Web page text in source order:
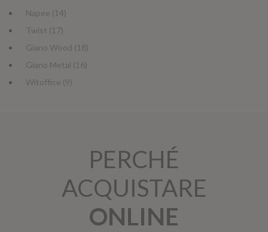
Napee (14)
Twist (17)
Giano Wood (18)
Giano Metal (16)
Witoffice (9)
PERCHÉ
ACQUISTARE
ONLINE